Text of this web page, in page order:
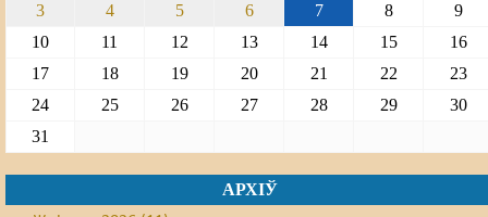
3
4 5 6 7 8
9
10
11 12 13 14 15
16
17
18 19 20 21 22
23
24
25 26 27 28 29
30
31
АРХІЎ